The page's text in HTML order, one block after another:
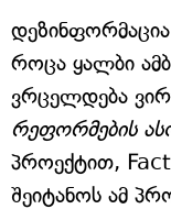
როცა ყალბი
ვრცელდება
რეფორმების
პროექტით,
შეიტანოს ამ